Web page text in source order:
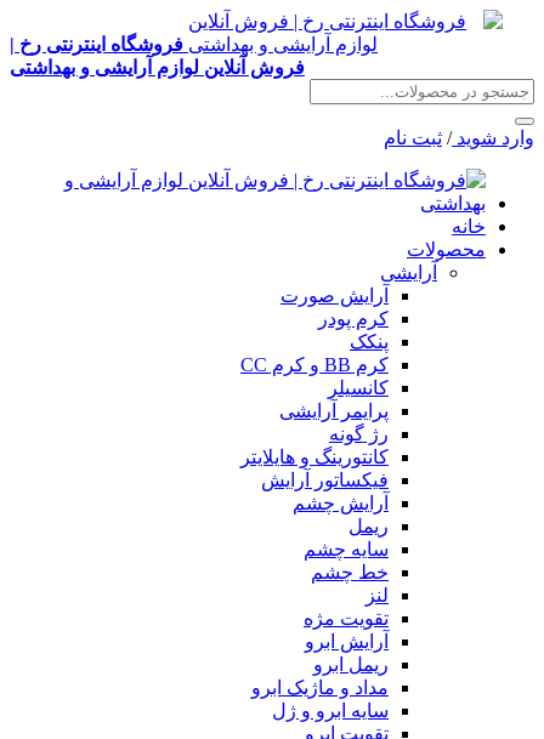
فروشگاه اینترنتی رخ |
فروش آنلاین لوازم آرایشی و بهداشتی
وارد شوید / ثبت نام
خانه
محصولات
آرایشی
آرایش صورت
کرم پودر
پنکک
کرم BB و کرم CC
کانسیلر
پرایمر آرایشی
رژ گونه
کانتورینگ و هایلایتر
فیکساتور آرایش
آرایش چشم
ریمل
سایه چشم
خط چشم
لنز
تقویت مژه
آرایش ابرو
ریمل ابرو
مداد و ماژیک ابرو
سایه ابرو و ژل
تقویت ابرو